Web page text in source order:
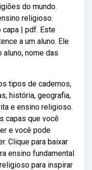
do mundo.
religioso.
| pdf. Este
a um aluno. Ele
nome das
tipos de cadernos,
história, geografia,
e ensino religioso.
capas que você
e você pode
Clique para baixar
ensino fundamental.
para inspirar